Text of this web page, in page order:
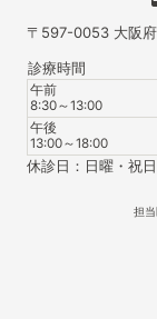
〒597-0053 大阪府
診療時間
午前
8:30～13:00
午後
13:00～18:00
休診日：日曜・祝日
担